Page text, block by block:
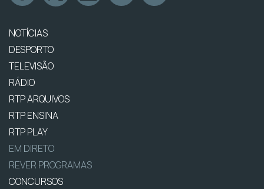
NOTÍCIAS
DESPORTO
TELEVISÃO
RÁDIO
RTP ARQUIVOS
RTP ENSINA
RTP PLAY
EM DIRETO
REVER PROGRAMAS
CONCURSOS